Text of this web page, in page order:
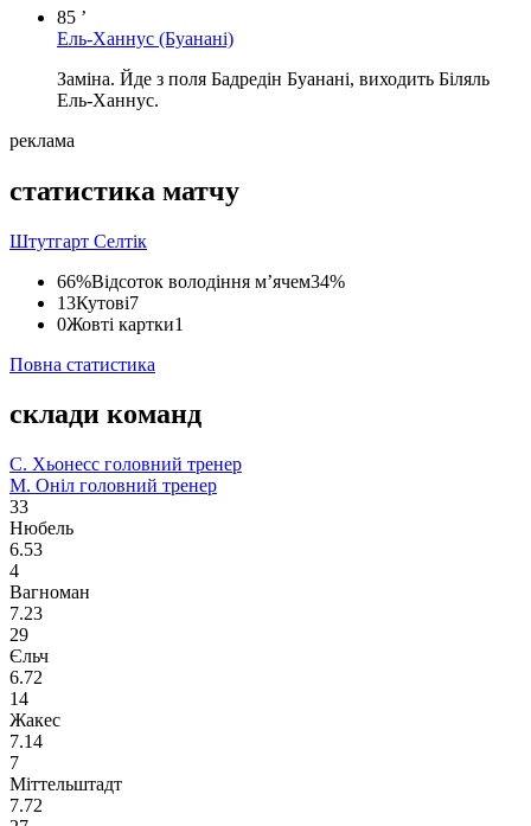
85 ’
Ель-Ханнус (Буанані)
Заміна. Йде з поля Бадредін Буанані, виходить Біляль
Ель-Ханнус.
реклама
статистика матчу
Штутгарт Селтік
66%Відсоток володіння м’ячем34%
13Кутові7
0Жовті картки1
Повна статистика
склади команд
С. Хьонесс головний тренер
М. Оніл головний тренер
33
Нюбель
6.53
4
Вагноман
7.23
29
Єльч
6.72
14
Жакес
7.14
7
Міттельштадт
7.72